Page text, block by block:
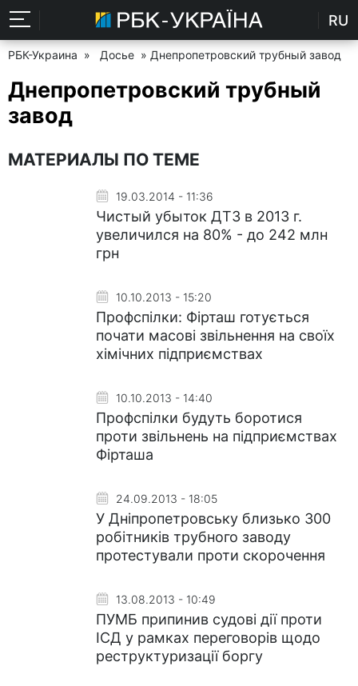
RU
РБК-Украина » Досье » Днепропетровский трубный завод
Днепропетровский трубный
завод
МАТЕРИАЛЫ ПО ТЕМЕ
19.03.2014 - 11:36
Чистый убыток ДТЗ в 2013 г.
увеличился на 80% - до 242 млн
грн
10.10.2013 - 15:20
Профспілки: Фірташ готується
почати масові звільнення на своїх
хімічних підприємствах
10.10.2013 - 14:40
Профспілки будуть боротися
проти звільнень на підприємствах
Фірташа
24.09.2013 - 18:05
У Дніпропетровську близько 300
робітників трубного заводу
протестували проти скорочення
13.08.2013 - 10:49
ПУМБ припинив судові дії проти
ІСД у рамках переговорів щодо
реструктуризації боргу